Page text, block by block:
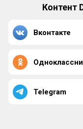
Контент
Вконтакте
Telegram